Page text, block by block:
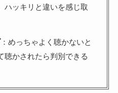
ハッキリと違いを感じ取
：めっちゃよく聴かないと
聴かされたら判別できる